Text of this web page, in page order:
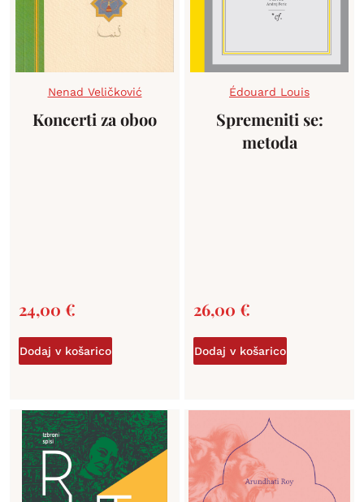
Nenad Veličković
Koncerti za oboo
24,00 €
Dodaj v košarico
Édouard Louis
Spremeniti se:
metoda
26,00 €
Dodaj v košarico